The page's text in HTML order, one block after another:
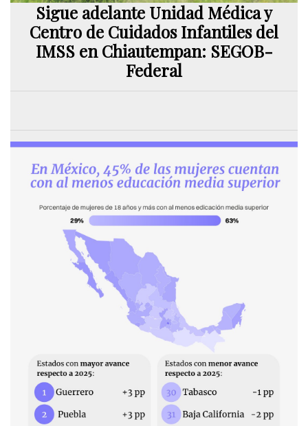
Sigue adelante Unidad Médica y
Centro de Cuidados Infantiles del
IMSS en Chiautempan: SEGOB-
Federal